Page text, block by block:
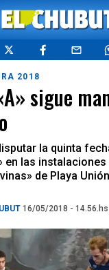
2018
sigue
la quinta
en las
de Playa
16/05/2018 - 14.56.hs